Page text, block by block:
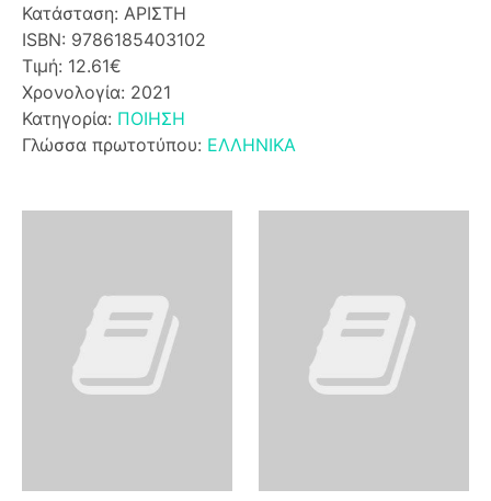
Κατάσταση: ΑΡΙΣΤΗ
ISBN: 9786185403102
Τιμή: 12.61€
Χρονολογία: 2021
Κατηγορία: ΠΟΙΗΣΗ
Γλώσσα πρωτοτύπου: ΕΛΛΗΝΙΚΑ